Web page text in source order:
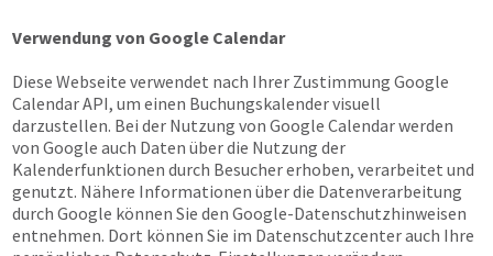
Verwendung von Google Calendar
Diese Webseite verwendet nach Ihrer Zustimmung Google
Calendar API, um einen Buchungskalender visuell
darzustellen. Bei der Nutzung von Google Calendar werden
von Google auch Daten über die Nutzung der
Kalenderfunktionen durch Besucher erhoben, verarbeitet und
genutzt. Nähere Informationen über die Datenverarbeitung
durch Google können Sie den Google-Datenschutzhinweisen
entnehmen. Dort können Sie im Datenschutzcenter auch Ihre